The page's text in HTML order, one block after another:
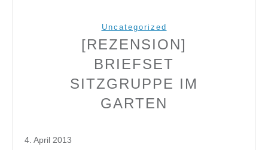
Uncategorized
[REZENSION]
BRIEFSET
SITZGRUPPE IM
GARTEN
4. April 2013